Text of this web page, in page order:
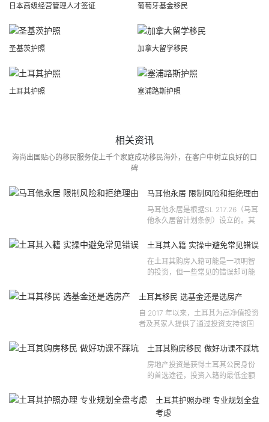
日本高级经营管理人才签证 葡萄牙基金移民
圣基茨护照 加拿大留学移民
土耳其护照 塞浦路斯护照
相关资讯
海尚出国贴心的移民服务使上千个家庭成功移民海外，在客户中树立良好的口
碑
马耳他永居 限制风险和拒绝理由
马耳他永居是根据SL 217.26（马耳
他永久居留计划条例）设立的。其
121 号法律公告，并随后根据2024
土耳其入籍 实操中避免常见错误
在土耳其购房入籍可能是一项明智
的投资，但一些常见的错误却可能
失。许多投资者轻信营销宣传或不
土耳其移民 选基金还是选房产
自 2017 年以来，土耳其为高净值投资
者及其家人提供了通过投资支持该国
会。 该计划的一大亮点在于其涵盖广
土耳其购房移民 做好功课不踩坑
房地产投资是获得土耳其公民身份
的首选途径，投资入籍的最低金额
二手房产。这一门槛自2019年调整
以来一直未变，适用于经持牌...
土耳其护照办理 专业规划全盘
考虑